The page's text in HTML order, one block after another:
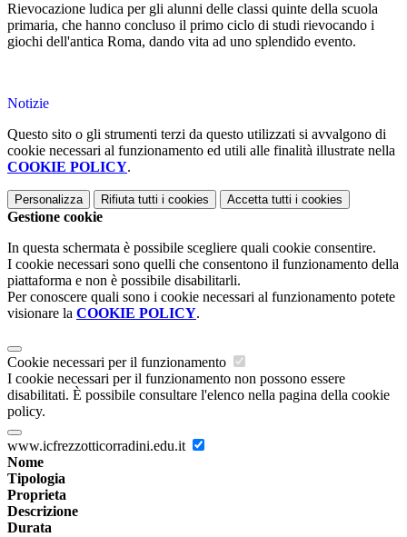
Rievocazione ludica per gli alunni delle classi quinte della scuola
primaria, che hanno concluso il primo ciclo di studi rievocando i
giochi dell'antica Roma, dando vita ad uno splendido evento.
Notizie
Questo sito o gli strumenti terzi da questo utilizzati si avvalgono di
cookie necessari al funzionamento ed utili alle finalità illustrate nella
COOKIE POLICY.
Personalizza Rifiuta tutti i cookies Accetta tutti i cookies
Gestione cookie
In questa schermata è possibile scegliere quali cookie consentire.
I cookie necessari sono quelli che consentono il funzionamento della
piattaforma e non è possibile disabilitarli.
Per conoscere quali sono i cookie necessari al funzionamento potete
visionare la COOKIE POLICY.
Cookie necessari per il funzionamento
I cookie necessari per il funzionamento non possono essere
disabilitati. È possibile consultare l'elenco nella pagina della cookie
policy.
www.icfrezzotticorradini.edu.it
Nome
Tipologia
Proprieta
Descrizione
Durata